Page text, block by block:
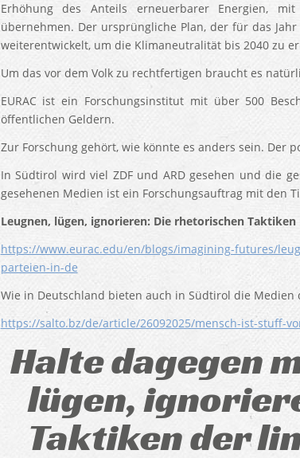
Erhöhung des Anteils erneuerbarer Energien,
übernehmen. Der ursprüngliche Plan, der für das
weiterentwickelt, um die Klimaneutralität bis 2040 zu
Um das vor dem Volk zu rechtfertigen braucht es
EURAC ist ein Forschungsinstitut mit über 500
öffentlichen Geldern.
Zur Forschung gehört, wie könnte es anders sein. Der
In Südtirol wird viel ZDF und ARD gesehen und die
gesehenen Medien ist ein Forschungsauftrag mit den
Leugnen, lügen, ignorieren: Die rhetorischen
https://www.eurac.edu/en/blogs/imagining-futures/
parteien-in-de
Wie in Deutschland bieten auch in Südtirol die
https://salto.bz/de/article/26092025/mensch-ist-stuff-
Halte dagegen
lügen,
Taktiken der